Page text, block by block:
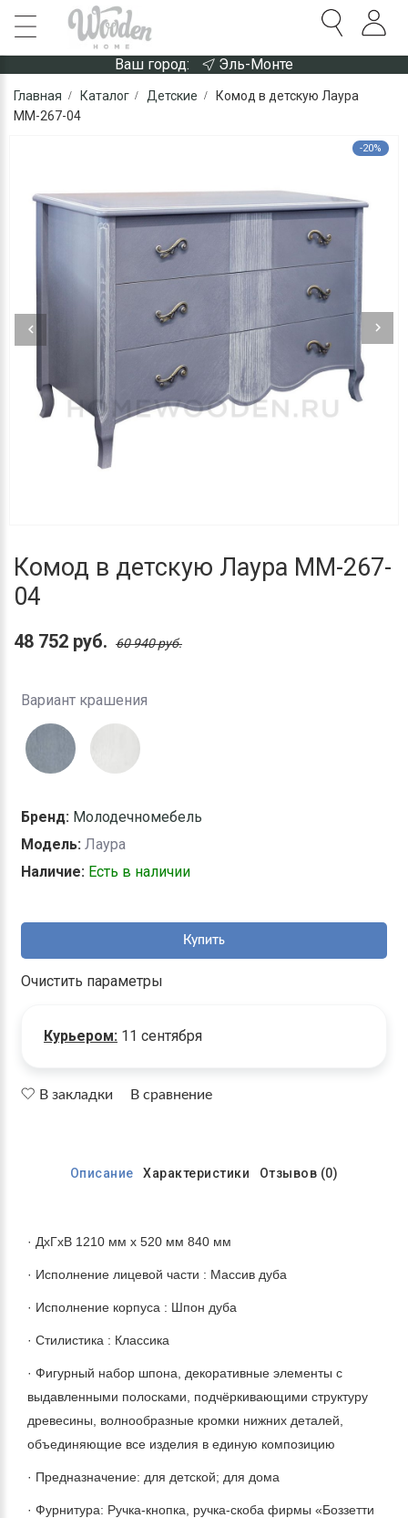
Ваш город: Эль-Монте
Главная Каталог Детские
Комод в детскую Лаура
ММ-267-04
-20%
Комод в детскую Лаура ММ-267-
04
48 752 руб. 60 940 руб.
Вариант крашения
Бренд: Молодечномебель
Модель: Лаура
Наличие: Есть в наличии
Купить
Очистить параметры
Курьером: 11 сентября
В закладки В сравнение
Описание Характеристики Отзывов (0)
· ДхГхВ 1210 мм х 520 мм 840 мм
· Исполнение лицевой части : Массив дуба
· Исполнение корпуса : Шпон дуба
· Стилистика : Классика
· Фигурный набор шпона, декоративные элементы с
выдавленными полосками, подчёркивающими структуру
древесины, волнообразные кромки нижних деталей,
объединяющие все изделия в единую композицию
· Предназначение: для детской; для дома
· Фурнитура: Ручка-кнопка, ручка-скоба фирмы «Боззетти